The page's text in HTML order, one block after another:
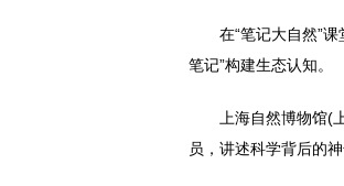
在“笔记大自然”
笔记”构建生态认知。
上海自然博物馆(
员，讲述科学背后的神